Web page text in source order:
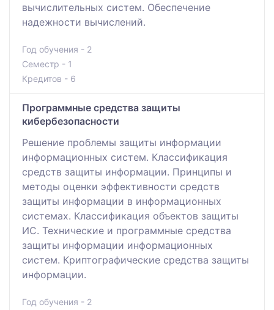
вычислительных систем. Обеспечение
надежности вычислений.
Год обучения - 2
Семестр - 1
Кредитов - 6
Программные средства защиты
кибербезопасности
Решение проблемы защиты информации
информационных систем. Классификация
средств защиты информации. Принципы и
методы оценки эффективности средств
защиты информации в информационных
системах. Классификация объектов защиты
ИС. Технические и программные средства
защиты информации информационных
систем. Криптографические средства защиты
информации.
Год обучения - 2